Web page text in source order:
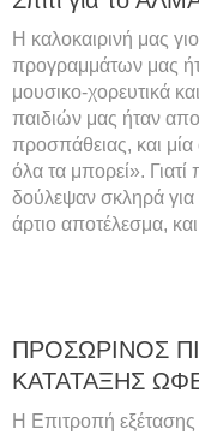
Η καλοκαιρινή μας
προγραμμάτων μας
μουσικο-χορευτικά
παιδιών μας ήταν
προσπάθειας, και
όλα τα μπορεί». Γιατί
δούλεψαν σκληρά
άρτιο αποτέλεσμα,
ΠΡΟΣΩΡΙΝΟΣ
ΚΑΤΑΤΑΞΗΣ
Η Επιτροπή